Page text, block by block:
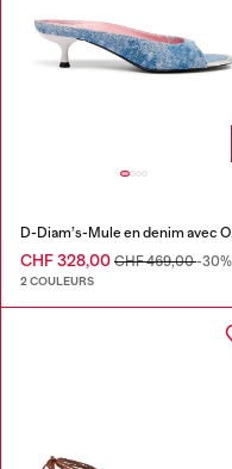
D-
CHF 328,00 CHF 469,00-30%
2 COULEURS